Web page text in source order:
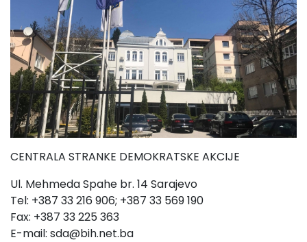
CENTRALA STRANKE DEMOKRATSKE AKCIJE
Ul. Mehmeda Spahe br. 14 Sarajevo
Tel: +387 33 216 906; +387 33 569 190
Fax: +387 33 225 363
E-mail: sda@bih.net.ba